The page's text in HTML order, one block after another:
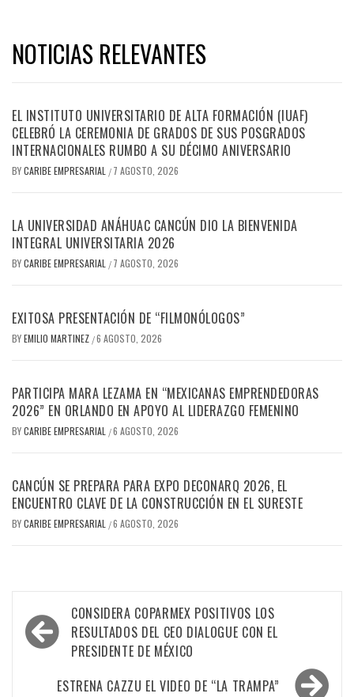
NOTICIAS RELEVANTES
EL INSTITUTO UNIVERSITARIO DE ALTA FORMACIÓN (IUAF)
CELEBRÓ LA CEREMONIA DE GRADOS DE SUS POSGRADOS
INTERNACIONALES RUMBO A SU DÉCIMO ANIVERSARIO
BYCARIBE EMPRESARIAL / 7 AGOSTO, 2026
LA UNIVERSIDAD ANÁHUAC CANCÚN DIO LA BIENVENIDA
INTEGRAL UNIVERSITARIA 2026
BYCARIBE EMPRESARIAL / 7 AGOSTO, 2026
EXITOSA PRESENTACIÓN DE “FILMONÓLOGOS”
BYEMILIO MARTINEZ /6 AGOSTO, 2026
PARTICIPA MARA LEZAMA EN “MEXICANAS EMPRENDEDORAS
2026” EN ORLANDO EN APOYO AL LIDERAZGO FEMENINO
BYCARIBE EMPRESARIAL /6 AGOSTO, 2026
CANCÚN SE PREPARA PARA EXPO DECONARQ 2026, EL
ENCUENTRO CLAVE DE LA CONSTRUCCIÓN EN EL SURESTE
BYCARIBE EMPRESARIAL /6 AGOSTO, 2026
Navegación
de
entradas
CONSIDERA COPARMEX POSITIVOS LOS
RESULTADOS DEL CEO DIALOGUE CON EL
PRESIDENTE DE MÉXICO
ESTRENA CAZZU EL VIDEO DE “LA TRAMPA”